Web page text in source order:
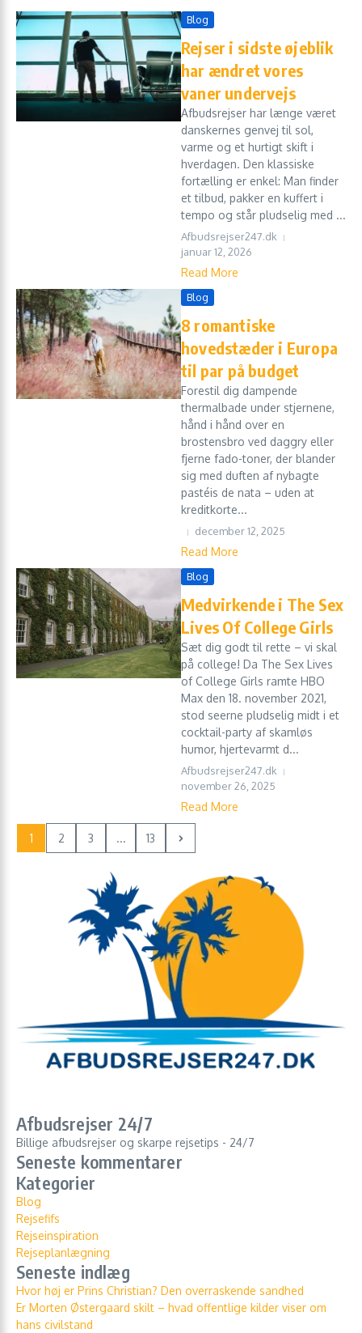
Blog
Rejser i sidste øjeblik
har ændret vores
vaner undervejs
Afbudsrejser har længe været
danskernes genvej til sol,
varme og et hurtigt skift i
hverdagen. Den klassiske
fortælling er enkel: Man finder
et tilbud, pakker en kuffert i
tempo og står pludselig med ...
Afbudsrejser247.dk
januar 12, 2026
Read More
Blog
8 romantiske
hovedstæder i Europa
til par på budget
Forestil dig dampende
thermalbade under stjernene,
hånd i hånd over en
brostensbro ved daggry eller
fjerne fado-toner, der blander
sig med duften af nybagte
pastéis de nata – uden at
kreditkorte...
december 12, 2025
Read More
Blog
Medvirkende i The Sex
Lives Of College Girls
Sæt dig godt til rette – vi skal
på college! Da The Sex Lives
of College Girls ramte HBO
Max den 18. november 2021,
stod seerne pludselig midt i et
cocktail-party af skamløs
humor, hjertevarmt d...
Afbudsrejser247.dk
november 26, 2025
Read More
1 2 3 ... 13
Afbudsrejser 24/7
Billige afbudsrejser og skarpe rejsetips - 24/7
Seneste kommentarer
Kategorier
Blog
Rejsefifs
Rejseinspiration
Rejseplanlægning
Seneste indlæg
Hvor høj er Prins Christian? Den overraskende sandhed
Er Morten Østergaard skilt – hvad offentlige kilder viser om
hans civilstand